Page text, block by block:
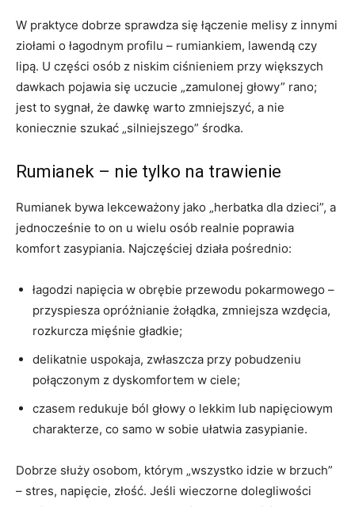
W praktyce dobrze sprawdza się łączenie melisy z innymi
ziołami o łagodnym profilu – rumiankiem, lawendą czy
lipą. U części osób z niskim ciśnieniem przy większych
dawkach pojawia się uczucie „zamulonej głowy” rano;
jest to sygnał, że dawkę warto zmniejszyć, a nie
koniecznie szukać „silniejszego” środka.
Rumianek – nie tylko na trawienie
Rumianek bywa lekceważony jako „herbatka dla dzieci”, a
jednocześnie to on u wielu osób realnie poprawia
komfort zasypiania. Najczęściej działa pośrednio:
łagodzi napięcia w obrębie przewodu pokarmowego –
przyspiesza opróżnianie żołądka, zmniejsza wzdęcia,
rozkurcza mięśnie gładkie;
delikatnie uspokaja, zwłaszcza przy pobudzeniu
połączonym z dyskomfortem w ciele;
czasem redukuje ból głowy o lekkim lub napięciowym
charakterze, co samo w sobie ułatwia zasypianie.
Dobrze służy osobom, którym „wszystko idzie w brzuch”
– stres, napięcie, złość. Jeśli wieczorne dolegliwości